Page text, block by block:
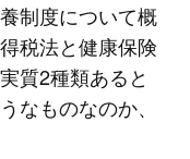
制度について概
税法と健康保険
質2種類あると
なものなのか、